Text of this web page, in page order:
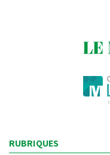
RUBRIQUES